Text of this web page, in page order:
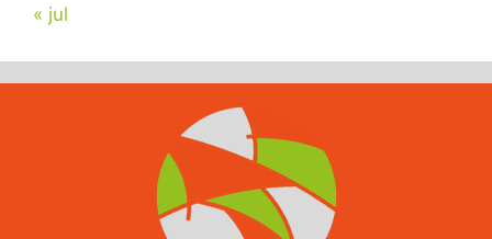
« jul